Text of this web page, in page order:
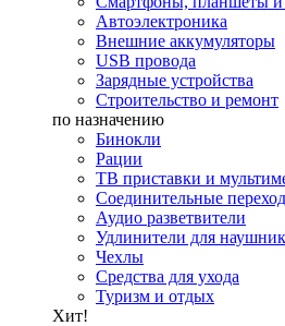
Автоэлектроника
Внешние аккумуляторы
USB провода
Зарядные устройства
Строительство и ремонт
по назначению
Бинокли
Рации
ТВ приставки и
Соединительные
Аудио разветвители
Удлинители для
Чехлы
Средства для ухода
Туризм и отдых
Хит!